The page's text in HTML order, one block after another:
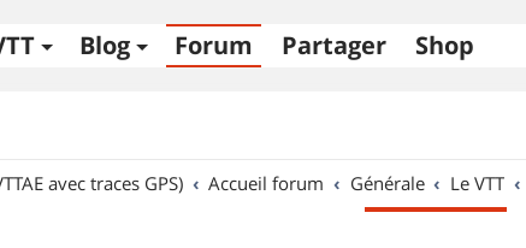
Blog Forum Partager Shop
avec traces GPS)
Accueil forum Générale Le VTT